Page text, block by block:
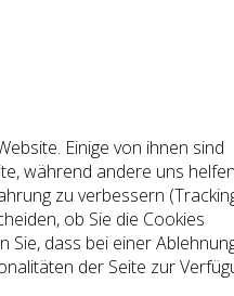
Einige von ihnen sind
während andere uns
zu verbessern
ob Sie die Cookies
Sie, dass bei einer
der Seite zur